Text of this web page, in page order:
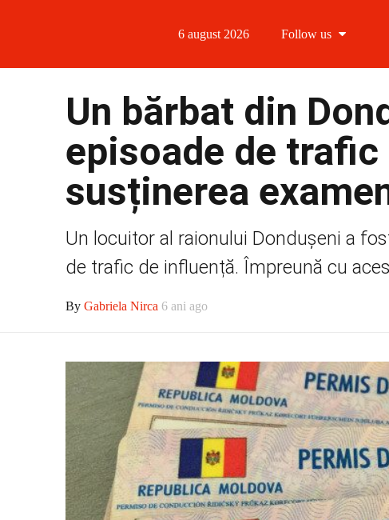
6 august 2026 Follow us
Follow us on
Un bărbat din
episoade de
susținerea
Un locuitor al raionului Dondușeni a
de trafic de influență. Împreună cu
By Gabriela Nirca 6 ani ago